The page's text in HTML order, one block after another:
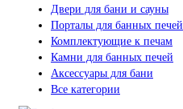
Двери для бани и сауны
Порталы для банных печей
Комплектующие к печам
Камни для банных печей
Аксессуары для бани
Все категории